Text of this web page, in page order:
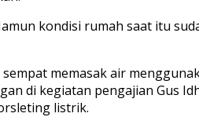
kondisi rumah saat itu
memasak air
di kegiatan pengajian Gus
listrik.